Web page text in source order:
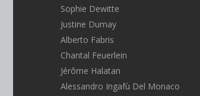
Sophie Dewitte
Justine Dumay
Alberto Fabris
Chantal Feuerlein
Jérôme Halatan
Alessandro Ingafù Del Monaco